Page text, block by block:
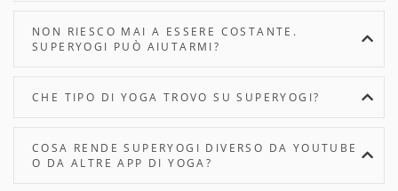
NON RIESCO MAI A ESSERE COSTANTE.
SUPERYOGI PUÒ AIUTARMI?
CHE TIPO DI YOGA TROVO SU SUPERYOGI?
COSA RENDE SUPERYOGI DIVERSO DA YOUTUBE
O DA ALTRE APP DI YOGA?